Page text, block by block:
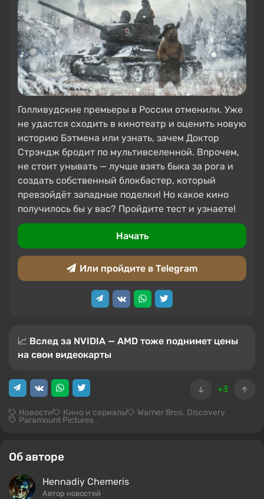
Голливудские премьеры в России отменили. Уже
не удастся сходить в кинотеатр и оценить новую
историю Бэтмена или узнать, зачем Доктор
Стрэндж бродит по мультивселенной. Впрочем,
не стоит унывать — лучше взять быка за рога и
создать собственный блокбастер, который
превзойдёт западные поделки! Но какое кино
получилось бы у вас? Пройдите тест и узнаете!
Начать
Или пройдите в Telegram
📈 Вслед за NVIDIA — AMD тоже поднимет цены
на свои видеокарты
+3
Новости Кино и сериалы Warner Bros. Discovery
Paramount Pictures
Об авторе
Hennadiy Chemеris
Автор новостей